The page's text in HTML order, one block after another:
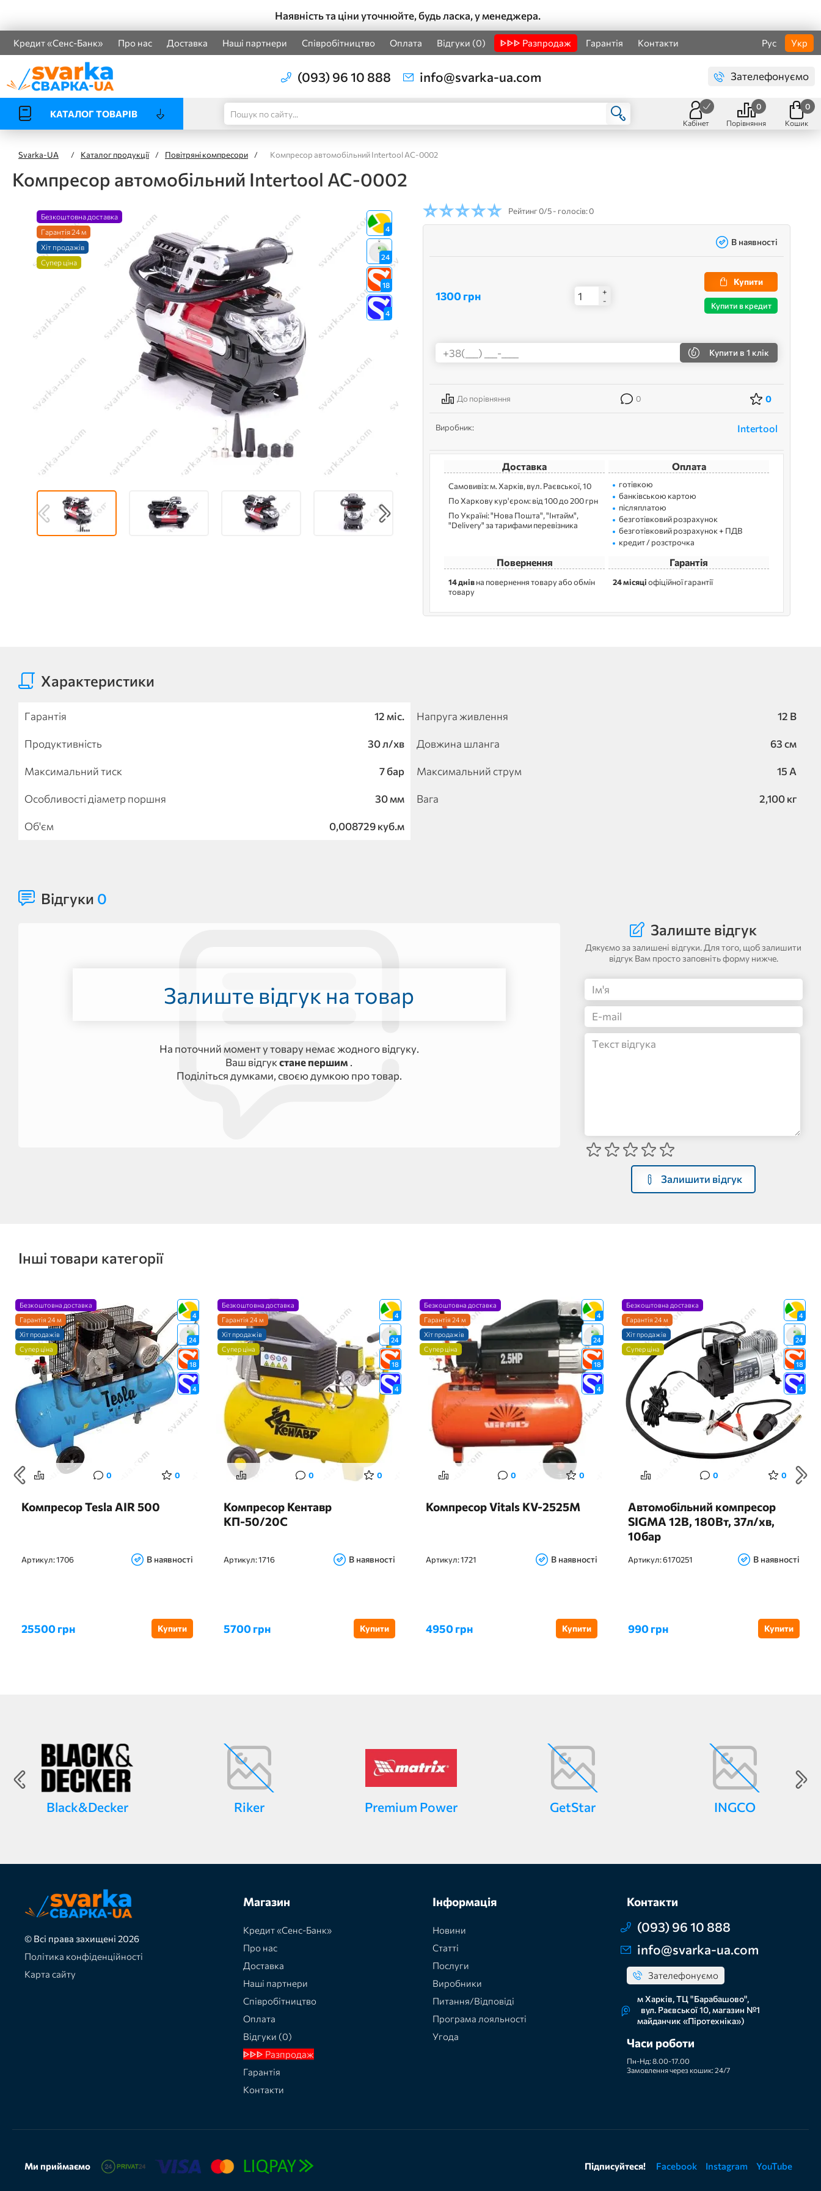
Наявність та ціни уточнюйте, будь ласка, у менеджера.
Кредит «Сенс-Банк» Про нас Доставка Наші партнери Співробітництво Оплата Відгуки (0) ᐈᐈᐈ Разпродаж Гарантія Контакти Рус Укр
(093) 96 10 888 info@svarka-ua.com Зателефонуємо
КАТАЛОГ ТОВАРІВ
Кабінет Порівняння
0
Кошик
0
Svarka-UA / Каталог продукції / Повітряні компресори / Компресор автомобільний Intertool AC-0002
Компресор автомобільний Intertool AC-0002
Безкоштовна доставка
Гарантія 24 м
Хіт продажів
Супер ціна
4
24
18
4
Рейтинг0/5 - голосів: 0
В наявності
1300 грн
+
-
Купити
Купити в кредит
Купити в 1 клік
До порівняння 0 0
Виробник: Intertool
Доставка
Самовивіз: м. Харків, вул. Раєвської, 10
По Харкову кур'єром: від 100 до 200 грн
По Україні: "Нова Пошта", "Інтайм",
"Delivery" за тарифами перевізника
Оплата
готівкою
банківською картою
післяплатою
безготівковий розрахунок
безготівковий розрахунок + ПДВ
кредит / розстрочка
Повернення
14 днівна повернення товару або обмін
товару
Гарантія
24 місяціофіційної гарантії
Характеристики
Гарантія 12 міс. Напруга живлення 12 В
Продуктивність 30 л/хв Довжина шланга 63 см
Максимальний тиск 7 бар Максимальний струм 15 А
Особливості діаметр поршня 30 мм Вага 2,100 кг
Об'єм 0,008729 куб.м
Відгуки 0
Залиште відгук на товар
На поточний момент у товару немає жодного відгуку.
Ваш відгукстане першим .
Поділіться думками, своєю думкою про товар.
Залиште відгук
Дякуємо за залишені відгуки. Для того, щоб залишити
відгук Вам просто заповніть форму нижче.
Залишити відгук
Інші товари категорії
4
24
18
4
Безкоштовна доставка
Гарантія 24 м
Хіт продажів
Супер ціна
0 0
Компресор Tesla AIR 500
Артикул:1706 В наявності
25500 грн Купити
4
24
18
4
Безкоштовна доставка
Гарантія 24 м
Хіт продажів
Супер ціна
0 0
Компресор Кентавр
КП-50/20C
Артикул:1716 В наявності
5700 грн Купити
4
24
18
4
Безкоштовна доставка
Гарантія 24 м
Хіт продажів
Супер ціна
0 0
Компресор Vitals KV-2525M
Артикул:1721 В наявності
4950 грн Купити
4
24
18
4
Безкоштовна доставка
Гарантія 24 м
Хіт продажів
Супер ціна
0 0
Автомобільний компресор
SIGMA 12В, 180Вт, 37л/хв,
10бар
Артикул:6170251 В наявності
990 грн Купити
Black&Decker Riker Premium Power GetStar INGCO
© Всі права захищені 2026
Політика конфіденційності
Карта сайту
Магазин
Кредит «Сенс-Банк»
Про нас
Доставка
Наші партнери
Співробітництво
Оплата
Відгуки (0)
ᐈᐈᐈ Разпродаж
Гарантія
Контакти
Інформація
Новини
Статті
Послуги
Виробники
Питання/Відповіді
Програма лояльності
Угода
Контакти
(093) 96 10 888
info@svarka-ua.com
Зателефонуємо
м Харків, ТЦ "Барабашово",
вул. Раєвської 10, магазин №1
майданчик «Піротехніка»)
Часи роботи
Пн-Нд: 8.00-17.00
Замовлення через кошик: 24/7
Ми приймаємо Підписуйтеся! Facebook Instagram YouTube